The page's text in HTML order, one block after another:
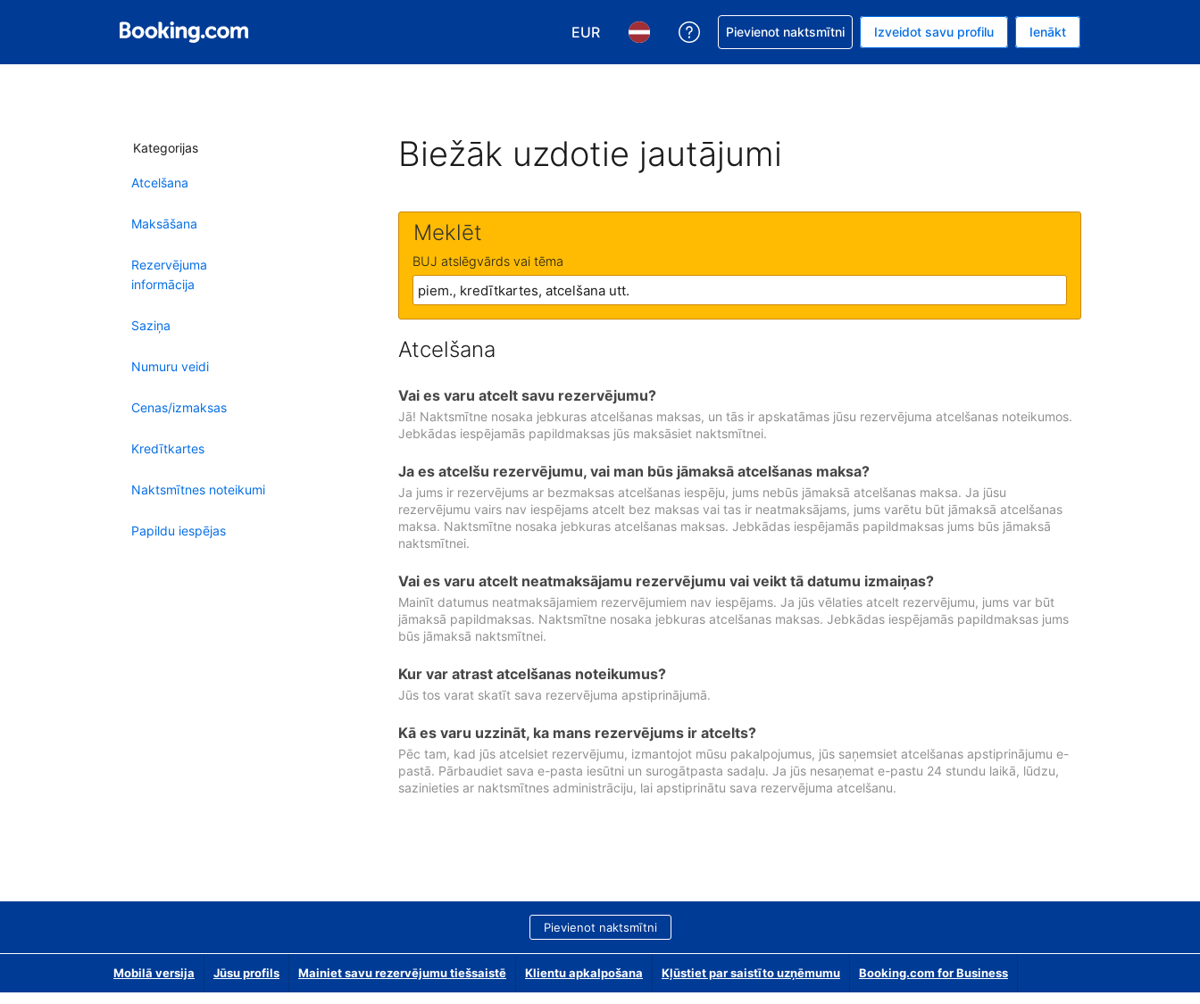
EUR
Izvēlēties valūtu. Jūsu pašreizējā valūta ir Eiro.
Izvēlēties valodu. Jūsu pašreizējā valoda ir Latviski.
Saņemiet palīdzību saistībā ar savu rezervējumu.
Pievienot naktsmītni Izveidot savu profilu Ienākt
Kategorijas
Atcelšana
Maksāšana
Rezervējuma
informācija
Saziņa
Numuru veidi
Cenas/izmaksas
Kredītkartes
Naktsmītnes noteikumi
Papildu iespējas
Biežāk uzdotie jautājumi
Meklēt
BUJ atslēgvārds vai tēma
Atcelšana
Vai es varu atcelt savu rezervējumu?
Jā! Naktsmītne nosaka jebkuras atcelšanas maksas, un tās ir apskatāmas jūsu rezervējuma atcelšanas noteikumos.
Jebkādas iespējamās papildmaksas jūs maksāsiet naktsmītnei.
Ja es atcelšu rezervējumu, vai man būs jāmaksā atcelšanas maksa?
Ja jums ir rezervējums ar bezmaksas atcelšanas iespēju, jums nebūs jāmaksā atcelšanas maksa. Ja jūsu
rezervējumu vairs nav iespējams atcelt bez maksas vai tas ir neatmaksājams, jums varētu būt jāmaksā atcelšanas
maksa. Naktsmītne nosaka jebkuras atcelšanas maksas. Jebkādas iespējamās papildmaksas jums būs jāmaksā
naktsmītnei.
Vai es varu atcelt neatmaksājamu rezervējumu vai veikt tā datumu izmaiņas?
Mainīt datumus neatmaksājamiem rezervējumiem nav iespējams. Ja jūs vēlaties atcelt rezervējumu, jums var būt
jāmaksā papildmaksas. Naktsmītne nosaka jebkuras atcelšanas maksas. Jebkādas iespējamās papildmaksas jums
būs jāmaksā naktsmītnei.
Kur var atrast atcelšanas noteikumus?
Jūs tos varat skatīt sava rezervējuma apstiprinājumā.
Kā es varu uzzināt, ka mans rezervējums ir atcelts?
Pēc tam, kad jūs atcelsiet rezervējumu, izmantojot mūsu pakalpojumus, jūs saņemsiet atcelšanas apstiprinājumu e-
pastā. Pārbaudiet sava e-pasta iesūtni un surogātpasta sadaļu. Ja jūs nesaņemat e-pastu 24 stundu laikā, lūdzu,
sazinieties ar naktsmītnes administrāciju, lai apstiprinātu sava rezervējuma atcelšanu.
Pievienot naktsmītni
Mobilā versija Jūsu profils Mainiet savu rezervējumu tiešsaistē Klientu apkalpošana Kļūstiet par saistīto uzņēmumu Booking.com for Business